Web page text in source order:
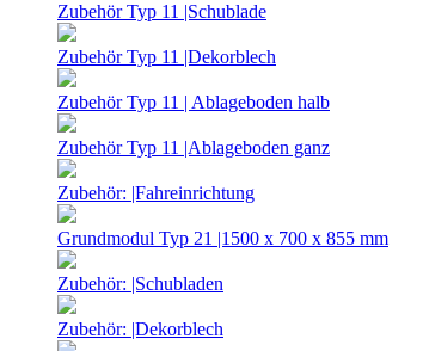
Zubehör Typ 11 |Schublade
Zubehör Typ 11 |Dekorblech
Zubehör Typ 11 | Ablageboden halb
Zubehör Typ 11 |Ablageboden ganz
Zubehör: |Fahreinrichtung
Grundmodul Typ 21 |1500 x 700 x 855 mm
Zubehör: |Schubladen
Zubehör: |Dekorblech